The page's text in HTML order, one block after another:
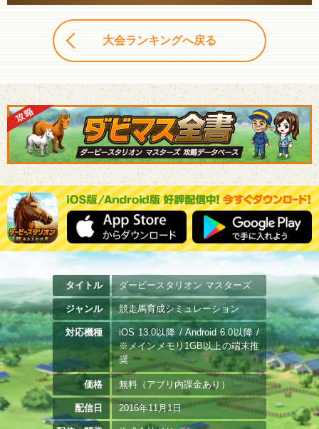
大会ランキングへ戻る
タイトル ダービースタリオン マスターズ
ジャンル 競走馬育成シミュレーション
対応機種
iOS 13.0以降 / Android 6.0以降 /
※メインメモリ1GB以上の端末推
奨
価格 無料（アプリ内課金あり）
配信日 2016年11月1日